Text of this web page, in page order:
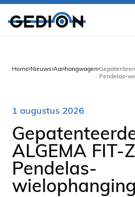
Home Nieuws Aanhangwagen
Pendelas-
1 augustus 2026
ALGEMA FIT-
Pendelas-
wielophanging